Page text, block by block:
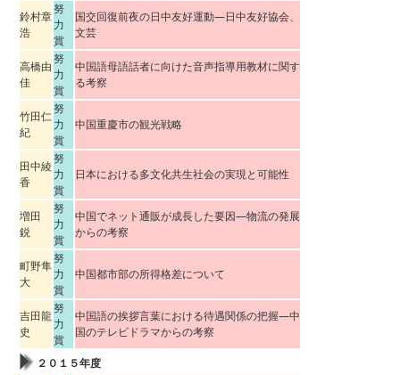
鈴村章
浩
努
力
賞
国交回復前夜の日中友好運動―日中友好協会、
文芸
高橋由
佳
努
力
賞
中国語母語話者に向けた音声指導用教材に関す
る考察
竹田仁
紀
努
力
賞
中国重慶市の観光戦略
田中綾
香
努
力
賞
日本における多文化共生社会の実現と可能性
増田
鋭
努
力
賞
中国でネット通販が成長した要因―物流の発展
からの考察
町野隼
大
努
力
賞
中国都市部の所得格差について
吉田龍
史
努
力
賞
中国語の挨拶言葉における待遇関係の把握―中
国のテレビドラマからの考察
２０１５年度